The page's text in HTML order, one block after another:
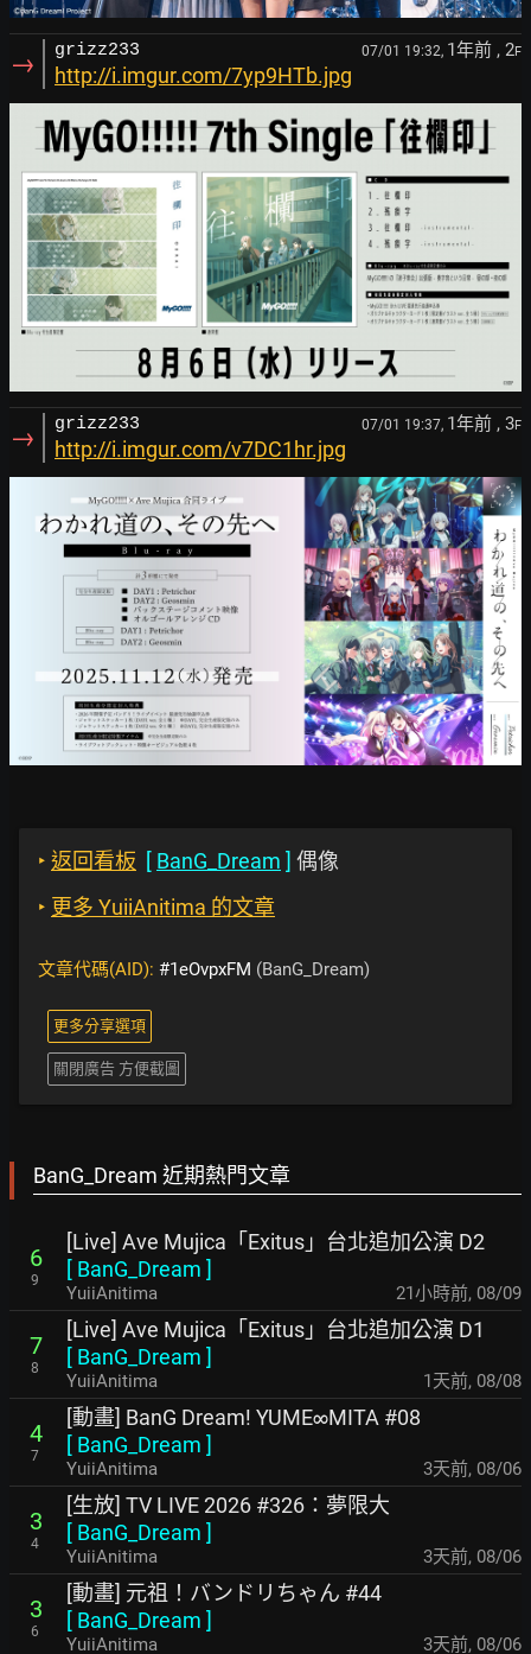
→ grizz233 07/01 19:32, 1年前 , 2F
http://i.imgur.com/7yp9HTb.jpg
→ grizz233 07/01 19:37, 1年前 , 3F
http://i.imgur.com/v7DC1hr.jpg
‣ 返回看板 [ BanG_Dream ] 偶像
‣ 更多 YuiiAnitima 的文章
文章代碼(AID): #1eOvpxFM (BanG_Dream)
更多分享選項
關閉廣告 方便截圖
BanG_Dream 近期熱門文章
6
9
[Live] Ave Mujica「Exitus」台北追加公演 D2
[ BanG_Dream ]
YuiiAnitima 21小時前, 08/09
7
8
[Live] Ave Mujica「Exitus」台北追加公演 D1
[ BanG_Dream ]
YuiiAnitima 1天前, 08/08
4
7
[動畫] BanG Dream! YUME∞MITA #08
[ BanG_Dream ]
YuiiAnitima 3天前, 08/06
3
4
[生放] TV LIVE 2026 #326：夢限大
[ BanG_Dream ]
YuiiAnitima 3天前, 08/06
3
6
[動畫] 元祖！バンドリちゃん #44
[ BanG_Dream ]
YuiiAnitima 3天前, 08/06